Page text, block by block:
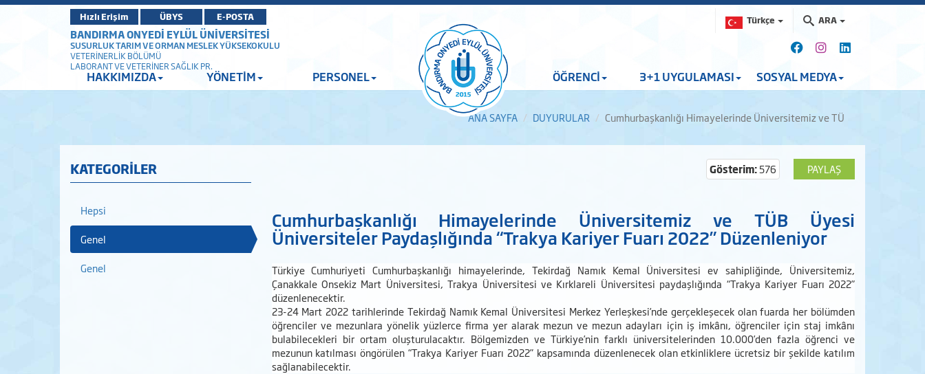
Hızlı Erişim ÜBYS E-POSTA Türkçe ARA
BANDIRMA ONYEDİ EYLÜL ÜNİVERSİTESİ
SUSURLUK TARIM VE ORMAN MESLEK YÜKSEKOKULU
VETERİNERLİK BÖLÜMÜ
LABORANT VE VETERİNER SAĞLIK PR.
HAKKIMIZDA YÖNETİM PERSONEL ÖĞRENCİ 3+1 UYGULAMASI SOSYAL MEDYA
ANA SAYFA DUYURULAR Cumhurbaşkanlığı Himayelerinde Üniversitemiz ve TÜ
KATEGORİLER
Hepsi
Genel
Genel
PAYLAŞ
Gösterim:576
Cumhurbaşkanlığı Himayelerinde Üniversitemiz ve TÜB Üyesi
Üniversiteler Paydaşlığında “Trakya Kariyer Fuarı 2022” Düzenleniyor
Türkiye Cumhuriyeti Cumhurbaşkanlığı himayelerinde, Tekirdağ Namık Kemal Üniversitesi ev sahipliğinde, Üniversitemiz,
Çanakkale Onsekiz Mart Üniversitesi, Trakya Üniversitesi ve Kırklareli Üniversitesi paydaşlığında “Trakya Kariyer Fuarı 2022”
düzenlenecektir.
23-24 Mart 2022 tarihlerinde Tekirdağ Namık Kemal Üniversitesi Merkez Yerleşkesi’nde gerçekleşecek olan fuarda her bölümden
öğrenciler ve mezunlara yönelik yüzlerce firma yer alarak mezun ve mezun adayları için iş imkânı, öğrenciler için staj imkânı
bulabilecekleri bir ortam oluşturulacaktır. Bölgemizden ve Türkiye’nin farklı üniversitelerinden 10.000’den fazla öğrenci ve
mezunun katılması öngörülen “Trakya Kariyer Fuarı 2022” kapsamında düzenlenecek olan etkinliklere ücretsiz bir şekilde katılım
sağlanabilecektir.